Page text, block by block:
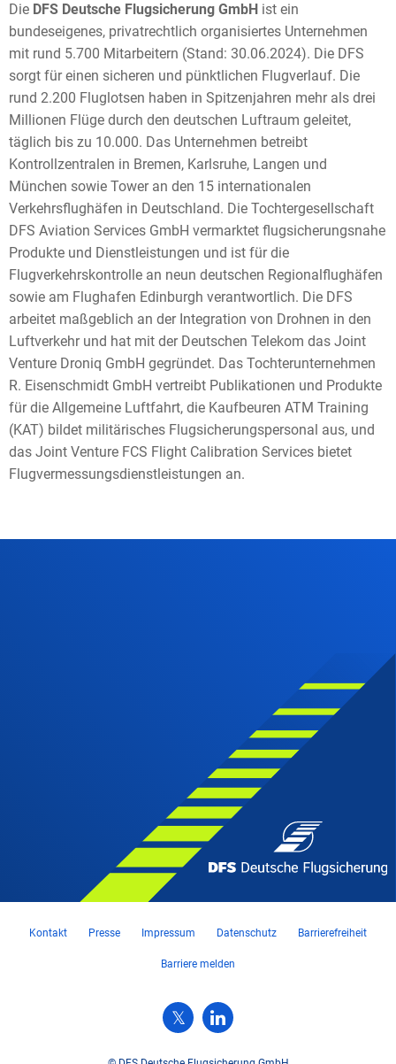
Die DFS Deutsche Flugsicherung GmbH ist ein
bundeseigenes, privatrechtlich organisiertes Unternehmen
mit rund 5.700 Mitarbeitern (Stand: 30.06.2024). Die DFS
sorgt für einen sicheren und pünktlichen Flugverlauf. Die
rund 2.200 Fluglotsen haben in Spitzenjahren mehr als drei
Millionen Flüge durch den deutschen Luftraum geleitet,
täglich bis zu 10.000. Das Unternehmen betreibt
Kontrollzentralen in Bremen, Karlsruhe, Langen und
München sowie Tower an den 15 internationalen
Verkehrsflughäfen in Deutschland. Die Tochtergesellschaft
DFS Aviation Services GmbH vermarktet flugsicherungsnahe
Produkte und Dienstleistungen und ist für die
Flugverkehrskontrolle an neun deutschen Regionalflughäfen
sowie am Flughafen Edinburgh verantwortlich. Die DFS
arbeitet maßgeblich an der Integration von Drohnen in den
Luftverkehr und hat mit der Deutschen Telekom das Joint
Venture Droniq GmbH gegründet. Das Tochterunternehmen
R. Eisenschmidt GmbH vertreibt Publikationen und Produkte
für die Allgemeine Luftfahrt, die Kaufbeuren ATM Training
(KAT) bildet militärisches Flugsicherungspersonal aus, und
das Joint Venture FCS Flight Calibration Services bietet
Flugvermessungsdienstleistungen an.
Kontakt Presse Impressum Datenschutz Barrierefreiheit
Barriere melden